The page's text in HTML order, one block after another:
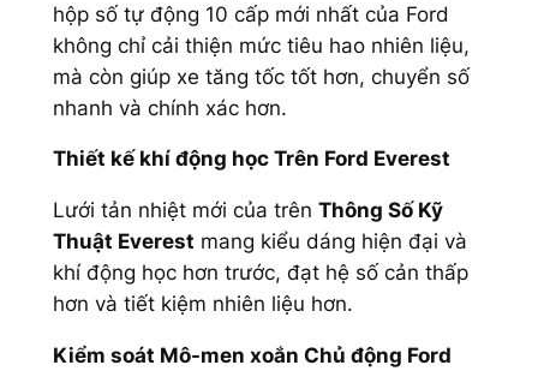
hộp số tự động 10 cấp mới nhất của Ford
không chỉ cải thiện mức tiêu hao nhiên liệu,
mà còn giúp xe tăng tốc tốt hơn, chuyển số
nhanh và chính xác hơn.
Thiết kế khí động học Trên Ford Everest
Lưới tản nhiệt mới của trên Thông Số Kỹ
Thuật Everest mang kiểu dáng hiện đại và
khí động học hơn trước, đạt hệ số cản thấp
hơn và tiết kiệm nhiên liệu hơn.
Kiểm soát Mô-men xoắn Chủ động Ford